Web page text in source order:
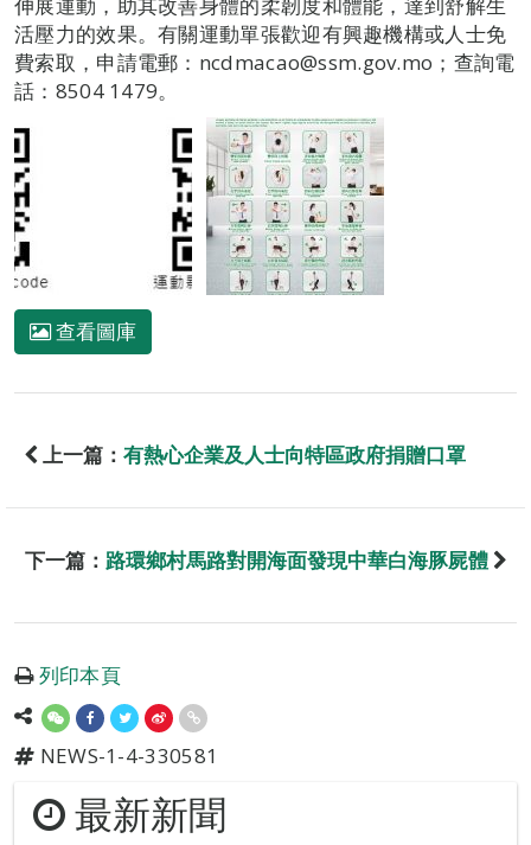
伸展運動，助其改善身體的柔韌度和體能，達到舒解生
活壓力的效果。有關運動單張歡迎有興趣機構或人士免
費索取，申請電郵：ncdmacao@ssm.gov.mo；查詢電
話：8504 1479。
查看圖庫
上一篇： 有熱心企業及人士向特區政府捐贈口罩
下一篇： 路環鄉村馬路對開海面發現中華白海豚屍體
列印本頁
NEWS-1-4-330581
最新新聞